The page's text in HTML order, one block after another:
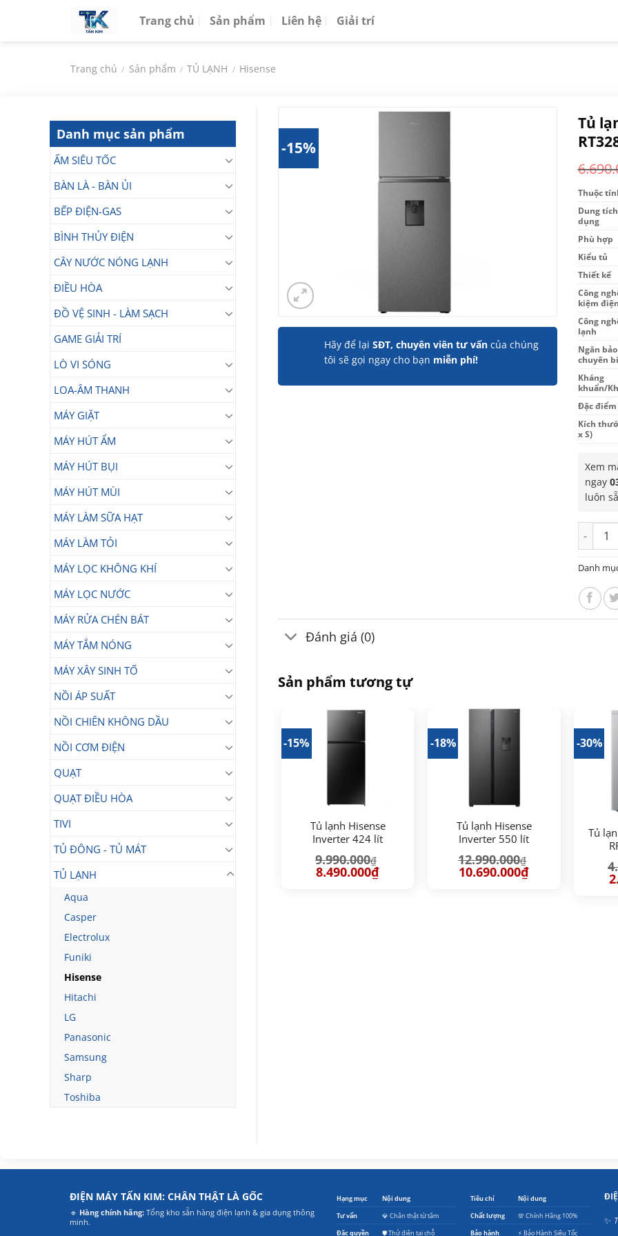
Trang chủ Sản phẩm Liên hệ Giải trí
Trang chủ / Sản phẩm / TỦ LẠNH / Hisense
Danh mục sản phẩm
ẤM SIÊU TỐC
BÀN LÀ - BÀN ỦI
BẾP ĐIỆN-GAS
BÌNH THỦY ĐIỆN
CÂY NƯỚC NÓNG LẠNH
ĐIỀU HÒA
ĐỒ VỆ SINH - LÀM SẠCH
GAME GIẢI TRÍ
LÒ VI SÓNG
LOA-ÂM THANH
MÁY GIẶT
MÁY HÚT ẨM
MÁY HÚT BỤI
MÁY HÚT MÙI
MÁY LÀM SỮA HẠT
MÁY LÀM TỎI
MÁY LỌC KHÔNG KHÍ
MÁY LỌC NƯỚC
MÁY RỬA CHÉN BÁT
MÁY TẮM NÓNG
MÁY XÂY SINH TỐ
NỒI ÁP SUẤT
NỒI CHIÊN KHÔNG DẦU
NỒI CƠM ĐIỆN
QUẠT
QUẠT ĐIỀU HÒA
TIVI
TỦ ĐÔNG - TỦ MÁT
TỦ LẠNH
Aqua
Casper
Electrolux
Funiki
Hisense
Hitachi
LG
Panasonic
Samsung
Sharp
Toshiba
-15%
Hãy để lại SĐT, chuyên viên tư vấn của chúng
tôi sẽ gọi ngay cho bạn miễn phí!
Tủ
Thuộc
Dung
dụng
Phù hợp
Kiểu tủ
Thiết kế
Công
kiệm điện
Công
lạnh
Ngăn
chuyên
Kháng
khuẩn/
Đặc điểm
Kích
x S)
Xem
ngay
luôn
Tủ
Danh
Đánh giá (0)
Sản phẩm tương tự
-15%
Tủ lạnh Hisense
Inverter 424 lít
9.990.000₫
Giá
gốc
8.490.000₫Giá
-18%
Tủ lạnh Hisense
Inverter 550 lít
12.990.000₫
Giá
gốc
10.690.000₫Giá
-30%
Tủ
Tủ lạnh Hisense 82 Lít
RR106D4EBN
4.290.000
4.290.000₫.
2.990.000₫Giá
tại
2.990.000₫.
HR05DB 45 lít
₫
tại
ĐIỆN MÁY TẤN KIM: CHÂN THẬT LÀ GỐC
🔹 Hàng chính hãng:Tổng kho sẵn hàng điện lạnh & gia dụng thông
minh.
Hạng mục Nội dung
Tư vấn 💎 Chân thật từ tâm
Đặc quyền 🛡️ Thử điện tại chỗ
Tiêu chí Nội dung
Chất lượng 💯 Chính Hãng 100%
Bảo hành ⚡ Bảo Hành Siêu Tốc
✨